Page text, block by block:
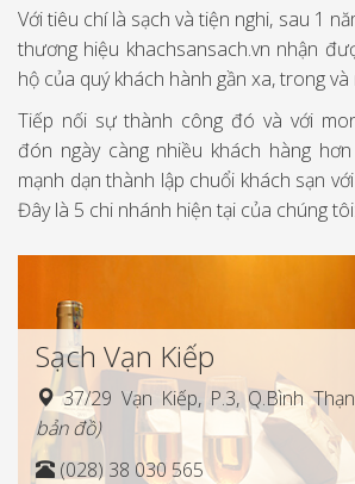
Với tiêu chí là sạch và tiện nghi, sau 1
thương hiệu khachsansach.vn nhận
hộ của quý khách hành gần xa, trong
Tiếp nối sự thành công đó và với
đón ngày càng nhiều khách hàng
mạnh dạn thành lập chuổi khách sạn
Đây là 5 chi nhánh hiện tại của chúng tôi:
Sạch Vạn Kiếp
37/29 Vạn Kiếp, P.3, Q.Bình
bản đồ)
(028) 38 030 565